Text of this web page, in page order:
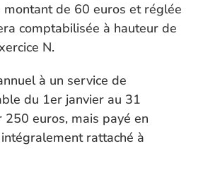
montant de 60 euros et réglée
comptabilisée à hauteur de
N.
à un service de
du 1er janvier au 31
euros, mais payé en
rattaché à